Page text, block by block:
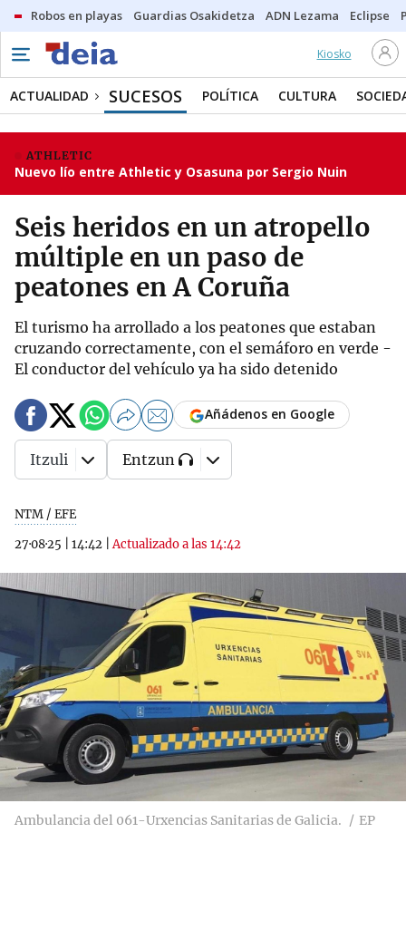
Robos en playas Guardias Osakidetza ADN Lezama Eclipse
Kiosko
ACTUALIDAD SUCESOS POLÍTICA CULTURA
ATHLETIC
Nuevo lío entre Athletic y Osasuna por Sergio Nuin
Seis heridos en un atropello
múltiple en un paso de
peatones en A Coruña
El turismo ha arrollado a los peatones que estaban
cruzando correctamente, con el semáforo en verde -
El conductor del vehículo ya ha sido detenido
NTM / EFE
27·08·25
14:42 |Actualizado a las 14:42
Añádenos en Google
Itzuli Entzun
Ambulancia del 061-Urxencias Sanitarias de Galicia. EP